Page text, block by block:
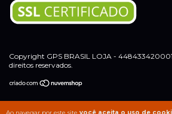
Ao navegar por este site você aceita o uso de
Copyright GPS BRASIL LOJA -
direitos reservados.